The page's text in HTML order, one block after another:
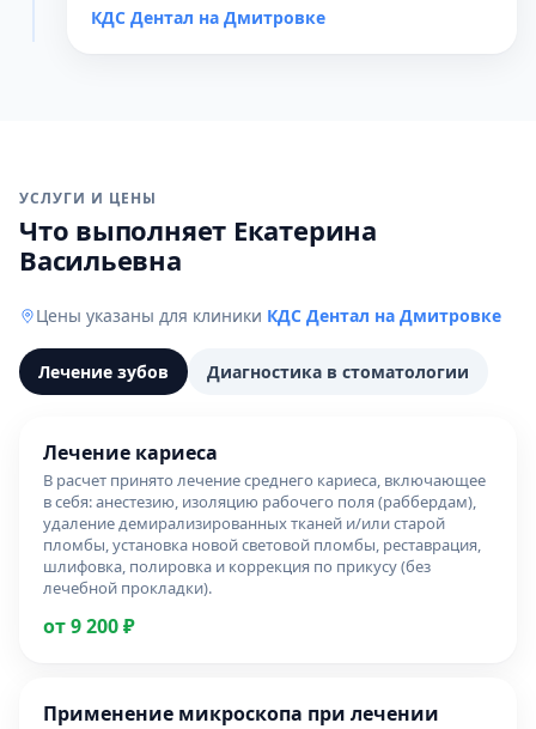
КДС Дентал на Дмитровке
УСЛУГИ И ЦЕНЫ
Что выполняет Екатерина
Васильевна
Цены указаны для клиники КДС Дентал на Дмитровке
Лечение зубов Диагностика в стоматологии
Лечение кариеса
В расчет принято лечение среднего кариеса, включающее
в себя: анестезию, изоляцию рабочего поля (раббердам),
удаление демирализированных тканей и/или старой
пломбы, установка новой световой пломбы, реставрация,
шлифовка, полировка и коррекция по прикусу (без
лечебной прокладки).
от 9 200 ₽
Применение микроскопа при лечении